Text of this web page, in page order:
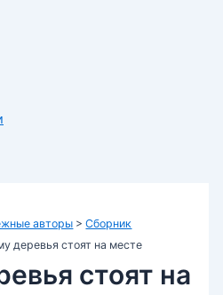
авторы >Сборник
деревья стоят на месте
стоят на